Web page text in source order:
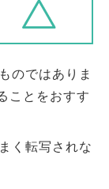
のではありま
ことをおすす
く転写されな